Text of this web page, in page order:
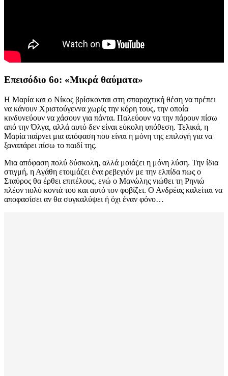
Επεισόδιο 6ο: «Μικρά θαύματα»
Η Μαρία και ο Νίκος βρίσκονται στη σπαραχτική θέση να πρέπει
να κάνουν Χριστούγεννα χωρίς την κόρη τους, την οποία
κινδυνεύουν να χάσουν για πάντα. Παλεύουν να την πάρουν πίσω
από την Όλγα, αλλά αυτό δεν είναι εύκολη υπόθεση. Τελικά, η
Μαρία παίρνει μια απόφαση που είναι η μόνη της επιλογή για να
ξαναπάρει πίσω το παιδί της.
Μια απόφαση πολύ δύσκολη, αλλά μοιάζει η μόνη λύση. Την ίδια
στιγμή, η Αγάθη ετοιμάζει ένα ρεβεγιόν με την ελπίδα πως ο
Σταύρος θα έρθει επιτέλους, ενώ ο Μανώλης νιώθει τη Ρηνιώ
πλέον πολύ κοντά του και αυτό τον φοβίζει. Ο Ανδρέας καλείται να
αποφασίσει αν θα συγκαλύψει ή όχι έναν φόνο…